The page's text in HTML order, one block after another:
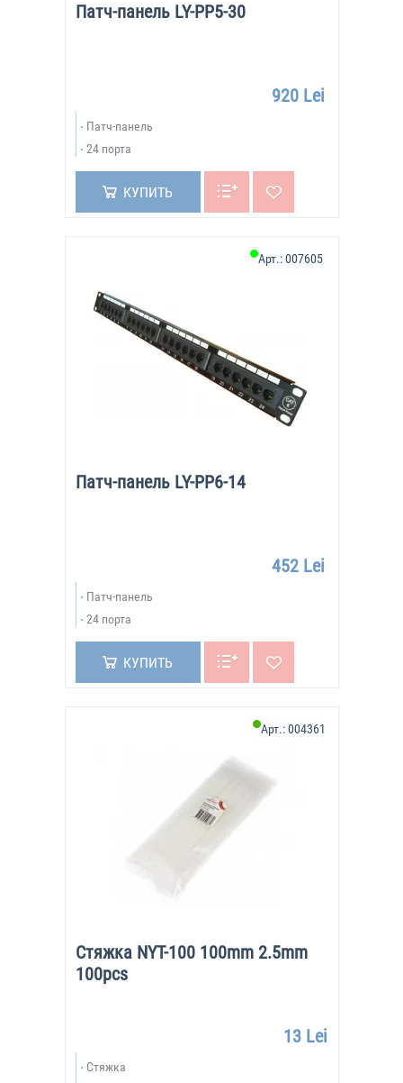
Патч-панель LY-PP5-30
920 Lei
Патч-панель
24 порта
КУПИТЬ
Патч-панель LY-PP6-14
Арт.:007605
452 Lei
Патч-панель
24 порта
КУПИТЬ
Стяжка NYT-100 100mm 2.5mm
100pcs
Арт.:004361
13 Lei
Стяжка